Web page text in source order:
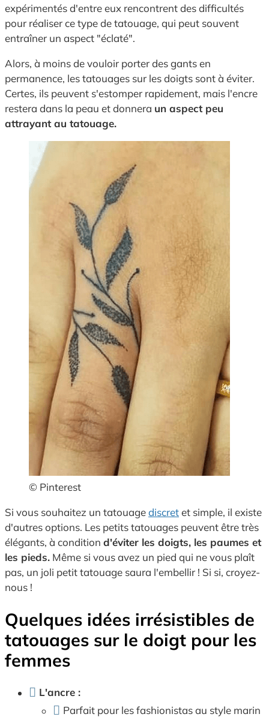
expérimentés d'entre eux rencontrent des difficultés
pour réaliser ce type de tatouage, qui peut souvent
entraîner un aspect "éclaté".
Alors, à moins de vouloir porter des gants en
permanence, les tatouages sur les doigts sont à éviter.
Certes, ils peuvent s'estomper rapidement, mais l'encre
restera dans la peau et donnera un aspect peu
attrayant au tatouage.
© Pinterest
Si vous souhaitez un tatouagediscretet simple, il existe
d'autres options. Les petits tatouages peuvent être très
élégants, à condition d'éviter les doigts, les paumes et
les pieds. Même si vous avez un pied qui ne vous plaît
pas, un joli petit tatouage saura l'embellir ! Si si, croyez-
nous !
Quelques idées irrésistibles de
tatouages sur le doigt pour les
femmes
L'ancre :
Parfait pour les fashionistas au style marin